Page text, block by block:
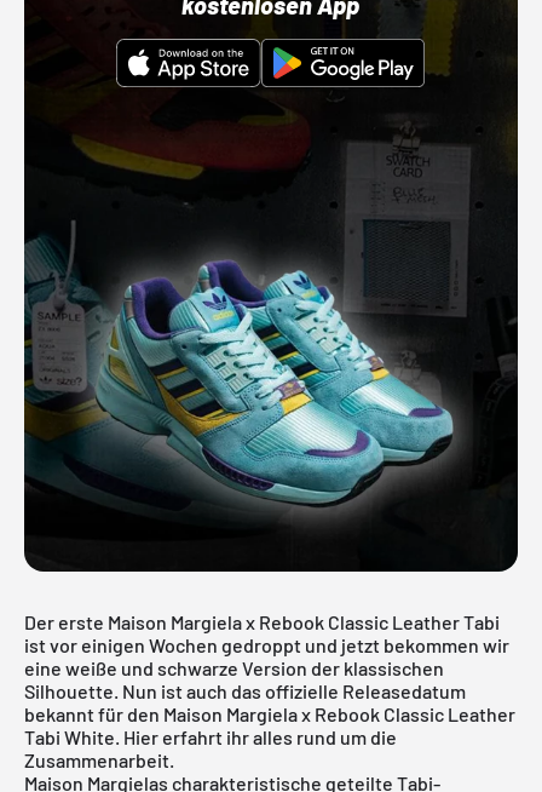
Der erste Maison Margiela x Rebook Classic Leather Tabi
ist vor einigen Wochen gedroppt und jetzt bekommen wir
eine weiße und schwarze Version der klassischen
Silhouette. Nun ist auch das offizielle Releasedatum
bekannt für den Maison Margiela x Rebook Classic Leather
Tabi White. Hier erfahrt ihr alles rund um die
Zusammenarbeit.
Maison Margielas charakteristische geteilte Tabi-